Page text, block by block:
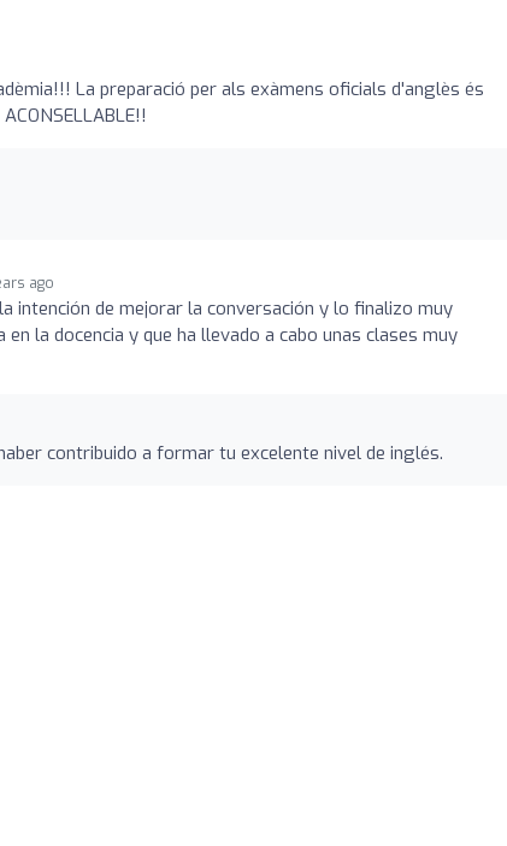
La preparació per als exàmens oficials d'anglès és
ago
intención de mejorar la conversación y lo finalizo muy
la docencia y que ha llevado a cabo unas clases muy
contribuido a formar tu excelente nivel de inglés.